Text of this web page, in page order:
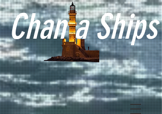
Chan a Ships